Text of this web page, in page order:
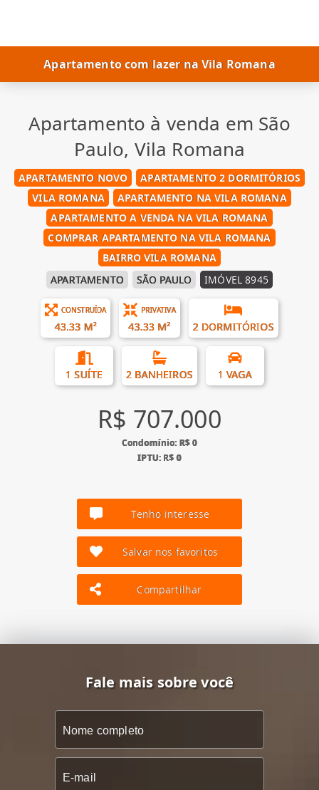
Apartamento com lazer na Vila Romana
Apartamento à venda em São
Paulo, Vila Romana
APARTAMENTO NOVO
APARTAMENTO 2 DORMITÓRIOS
VILA ROMANA
APARTAMENTO NA VILA ROMANA
APARTAMENTO A VENDA NA VILA ROMANA
COMPRAR APARTAMENTO NA VILA ROMANA
BAIRRO VILA ROMANA
APARTAMENTO
SÃO PAULO IMÓVEL 8945
CONSTRUÍDA
43.33 M²
PRIVATIVA
43.33 M² 2 DORMITÓRIOS
1 SUÍTE 2 BANHEIROS 1 VAGA
R$ 707.000
Condomínio: R$ 0
IPTU: R$ 0
Tenho interesse
Salvar nos favoritos
Compartilhar
Fale mais sobre você